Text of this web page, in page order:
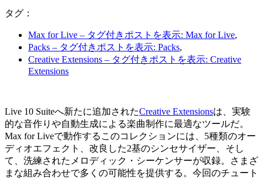
タグ：
Max for Live – タグ付きポストを表示: Max for Live,
Packs – タグ付きポストを表示: Packs,
Creative Extensions – タグ付きポストを表示: Creative
Extensions
Live 10 Suiteへ新たに追加されたCreative Extensionsは、実験
的な音作りや自動生成による楽曲制作に最適なツールだ。
Max for Liveで動作するこのコレクションには、5種類のオー
ディオエフェクト、改良した2基のシンセサイザー、そし
て、洗練されたメロディック・シーケンサーが収録。さまざ
まな組み合わせで多くの可能性を提供する。今回のチュート